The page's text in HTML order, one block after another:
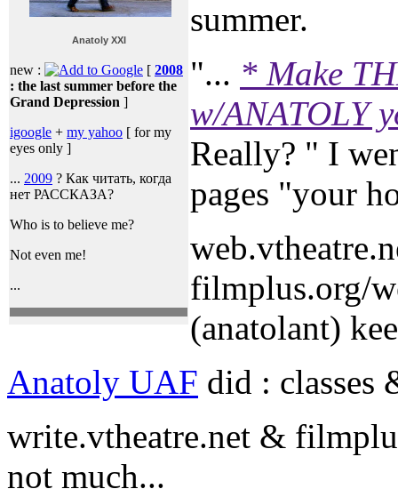
Anatoly XXI
new : [ 2008
: the last summer before the
Grand Depression ]
igoogle + my yahoo [ for my
eyes only ]
... 2009 ? Как читать, когда
нет РАССКАЗА?
Who is to believe me?
Not even me!
...
summer.
"... * Make
w/ANATOLY
Really? " I
pages "your
filmplus.org/
(anatolant)
Anatoly UAF did : classes
write.vtheatre.net &
not much...